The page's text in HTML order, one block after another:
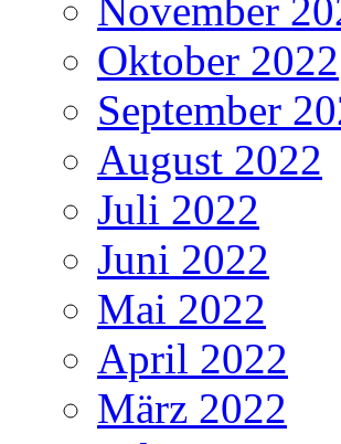
November
Oktober 2022
September
August 2022
Juli 2022
Juni 2022
Mai 2022
April 2022
März 2022